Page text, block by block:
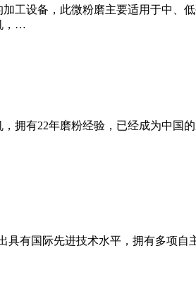
工设备，此微粉磨主要适用于中、
，…
拥有22年磨粉经验，已经成为中国
具有国际先进技术水平，拥有多项